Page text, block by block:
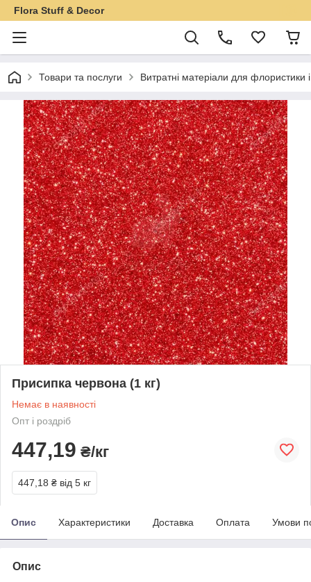
Flora Stuff & Decor
Товари та послуги Витратні матеріали для флористики
Присипка червона (1 кг)
Немає в наявності
Опт і роздріб
447,19 ₴/кг
447,18 ₴ від 5 кг
Опис Характеристики Доставка Оплата Умови
Опис